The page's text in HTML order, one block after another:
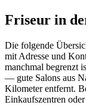
Friseur in
Die folgende
mit Adresse und
manchmal begrenzt
— gute Salons aus
Kilometer entfernt.
Einkaufszentren